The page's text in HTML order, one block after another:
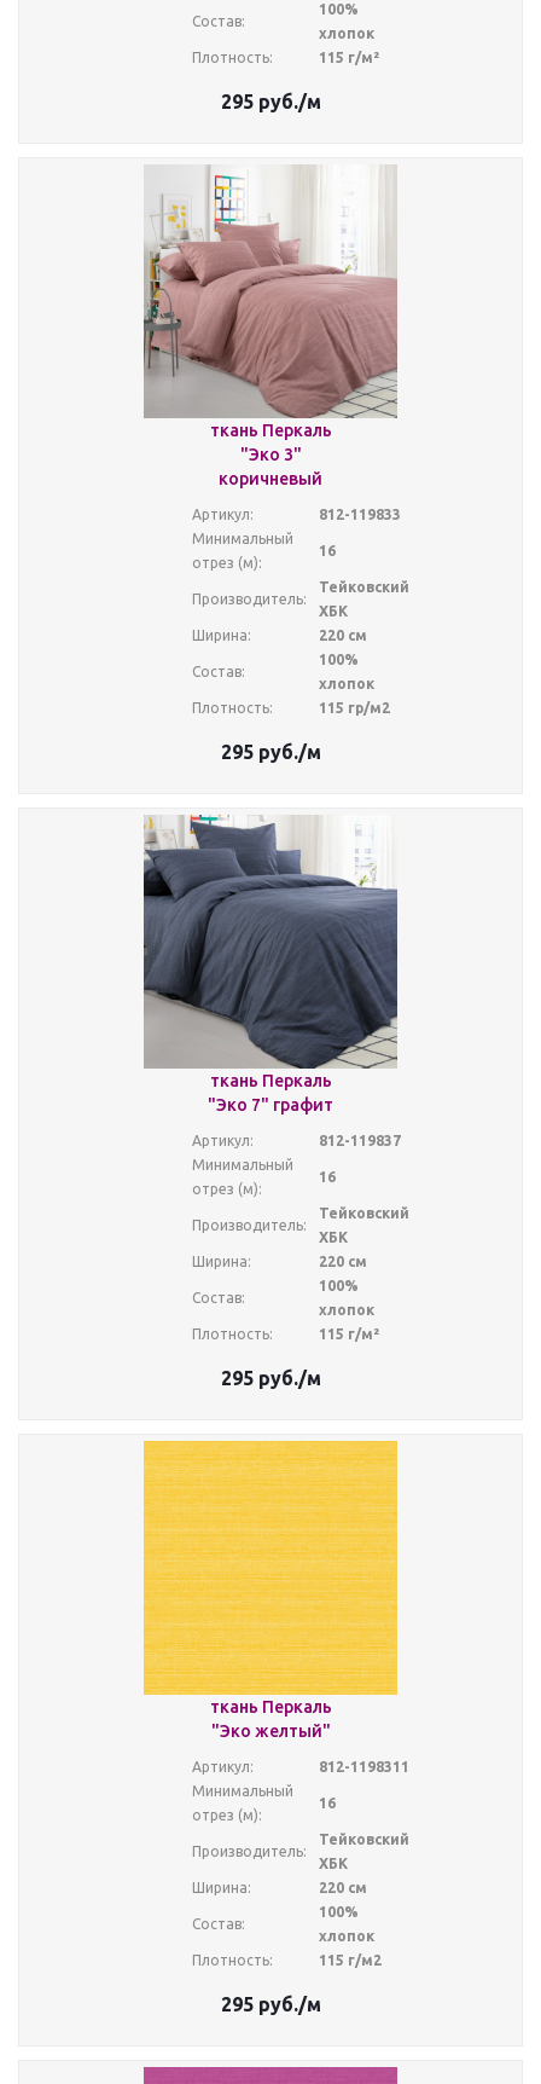
Состав:
100%
хлопок
Плотность:
115 г/м²
295руб./м
ткань Перкаль
"Эко 3"
коричневый
Артикул:
812-119833
Минимальный
отрез (м):
16
Производитель:
Тейковский
ХБК
Ширина:
220 см
Состав:
100%
хлопок
Плотность:
115 гр/м2
295руб./м
ткань Перкаль
"Эко 7" графит
Артикул:
812-119837
Минимальный
отрез (м):
16
Производитель:
Тейковский
ХБК
Ширина:
220 см
Состав:
100%
хлопок
Плотность:
115 г/м²
295руб./м
ткань Перкаль
"Эко желтый"
Артикул:
812-1198311
Минимальный
отрез (м):
16
Производитель:
Тейковский
ХБК
Ширина:
220 см
Состав:
100%
хлопок
Плотность:
115 г/м2
295руб./м